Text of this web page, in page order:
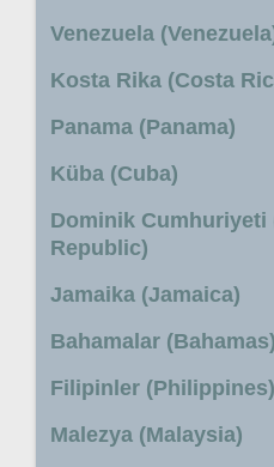
Venezuela
Kosta Rika (Costa
Panama (Panama)
Küba (Cuba)
Dominik Cumhuriyeti
Republic)
Jamaika (Jamaica)
Bahamalar (Bahamas)
Filipinler (Philippines)
Malezya (Malaysia)